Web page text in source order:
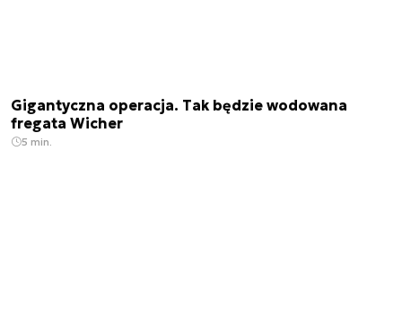
Gigantyczna operacja. Tak będzie wodowana
fregata Wicher
5 min.